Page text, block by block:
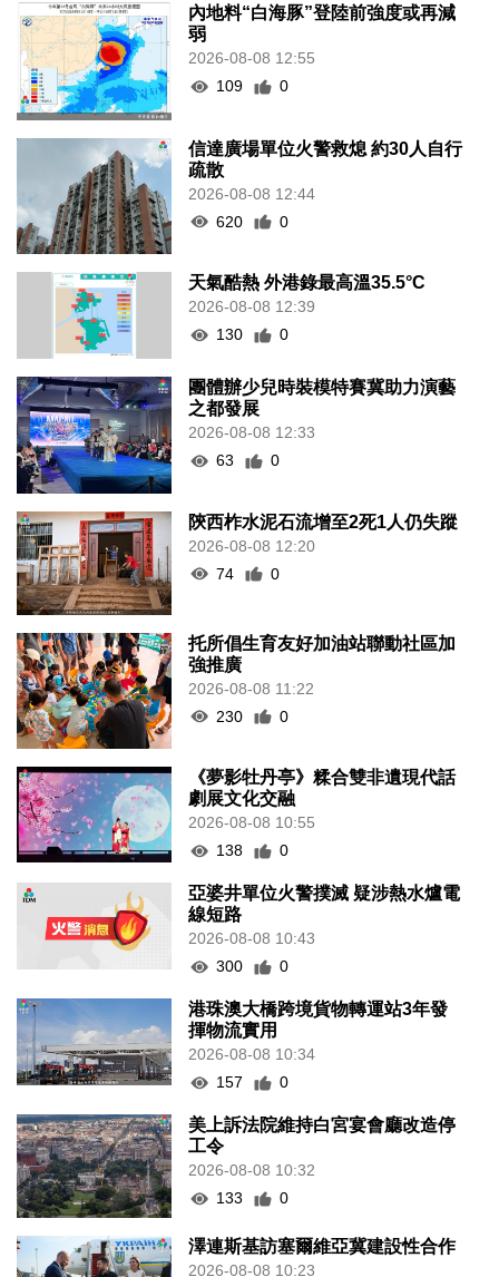
內地料“白海豚”登陸前強度或再減
弱
2026-08-08 12:55
109
0
信達廣場單位火警救熄 約30人自行
疏散
2026-08-08 12:44
620
0
天氣酷熱 外港錄最高溫35.5°C
2026-08-08 12:39
130
0
團體辦少兒時裝模特賽冀助力演藝
之都發展
2026-08-08 12:33
63
0
陝西柞水泥石流增至2死1人仍失蹤
2026-08-08 12:20
74
0
托所倡生育友好加油站聯動社區加
強推廣
2026-08-08 11:22
230
0
《夢影牡丹亭》糅合雙非遺現代話
劇展文化交融
2026-08-08 10:55
138
0
亞婆井單位火警撲滅 疑涉熱水爐電
線短路
2026-08-08 10:43
300
0
港珠澳大橋跨境貨物轉運站3年發
揮物流實用
2026-08-08 10:34
157
0
美上訴法院維持白宮宴會廳改造停
工令
2026-08-08 10:32
133
0
澤連斯基訪塞爾維亞冀建設性合作
2026-08-08 10:23